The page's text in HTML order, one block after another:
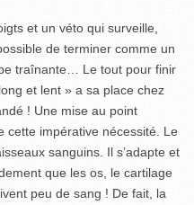
et un véto qui surveille,
de terminer comme un
traînante… Le tout pour finir
et lent » a sa place chez
! Une mise au point
cette impérative nécessité. Le
sanguins. Il s’adapte et
que les os, le cartilage
peu de sang ! De fait, la